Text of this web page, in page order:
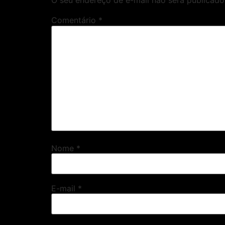
Comentário *
Nome *
E-mail *